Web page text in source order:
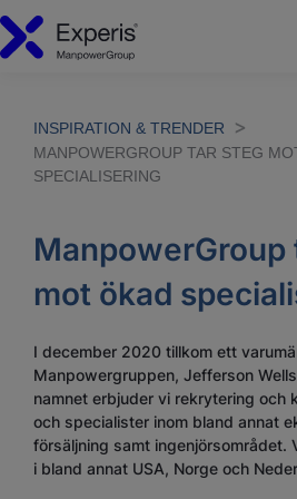
INSPIRATION & TRENDER
MANPOWERGROUP TAR STEG
SPECIALISERING
ManpowerGroup
mot ökad
I december 2020 tillkom ett
Manpowergruppen, Jefferson
namnet erbjuder vi rekrytering och
och specialister inom bland annat
försäljning samt ingenjörsområdet.
i bland annat USA, Norge och